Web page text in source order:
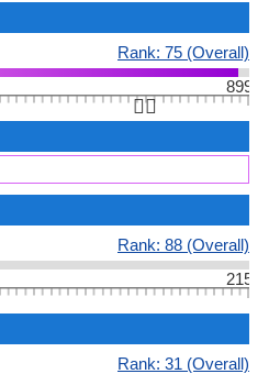
Rank: 75 (Overall)
899
👆🏻
Rank: 88 (Overall)
215
Rank: 31 (Overall)